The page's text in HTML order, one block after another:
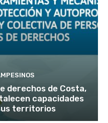
derechos de Costa,
capacidades
territorios